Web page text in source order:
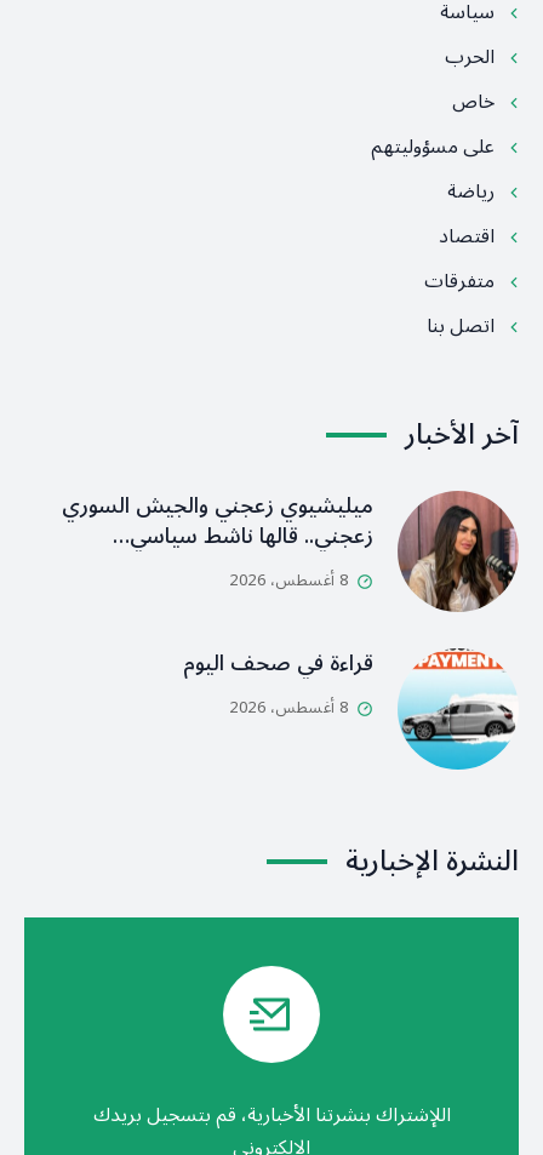
سياسة
الحرب
خاص
على مسؤوليتهم
رياضة
اقتصاد
متفرقات
اتصل بنا
آخر الأخبار
ميليشيوي زعجني والجيش السوري
زعجني.. قالها ناشط سياسي…
8 أغسطس، 2026
قراءة في صحف اليوم
8 أغسطس، 2026
النشرة الإخبارية
اللإشتراك بنشرتنا الأخبارية، قم بتسجيل بريدك